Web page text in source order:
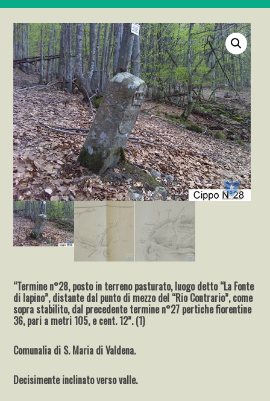
“Termine n°28, posto in terreno pasturato, luogo detto “La Fonte
di Iapino”, distante dal punto di mezzo del “Rio Contrario”, come
sopra stabilito, dal precedente termine n°27 pertiche fiorentine
36, pari a metri 105, e cent. 12”. (1)
Comunalia di S. Maria di Valdena.
Decisimente inclinato verso valle.